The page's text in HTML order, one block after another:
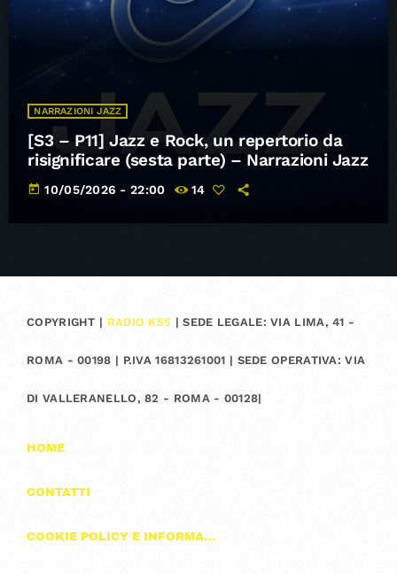
NARRAZIONI JAZZ
[S3 – P11] Jazz e Rock, un repertorio da
risignificare (sesta parte) – Narrazioni Jazz
today 10/05/2026 - 22:00 14
COPYRIGHT | RADIO K55 | SEDE LEGALE: VIA LIMA, 41 -
ROMA - 00198 | P.IVA 16813261001 | SEDE OPERATIVA: VIA
DI VALLERANELLO, 82 - ROMA - 00128|
HOME
CONTATTI
COOKIE POLICY E INFORMAZIONI SULLA PRIVACY